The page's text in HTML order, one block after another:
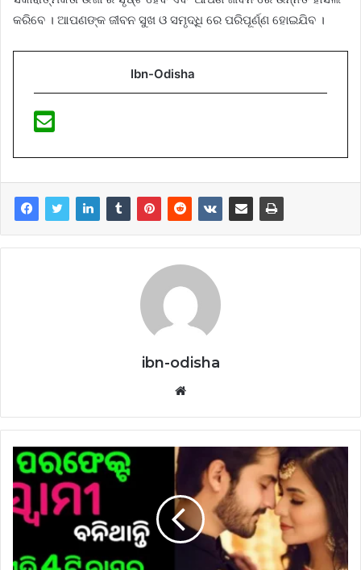
କରିବେ । ଆପଣଙ୍କ ଜୀବନ ସୁଖ ଓ ସମୃଦ୍ଧି ରେ ପରିପୂର୍ଣ୍ଣ ହୋଇଯିବ ।
Ibn-Odisha
ibn-odisha
Website